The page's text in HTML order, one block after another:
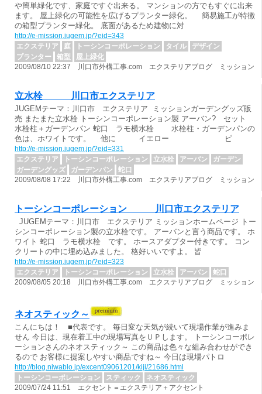
や簡単緑化です、家庭ですぐ出来る。 マンションの方でもすぐに出来
ます。 屋上緑化の可能性を広げるプランター緑化。 簡易施工が特徴
の箱型プランター緑化。 底面があるため建物に対
http://e-mission.jugem.jp/?eid=343
エクステリア
庭 トーシンコーポレーション タイル
デザイン
プランター
箱型
屋上緑化
2009/08/10 22:37 川口市外構工事.com エクステリアブログ ミッション
立水栓 川口市エクステリア
JUGEMテーマ：川口市 エクステリア ミッションガーデングッズ販
売 またまた立水栓 トーシンコーポレーション製 アーバン? セット
水栓柱＋ガーデンパン 蛇口 ラモ横水栓 水栓柱・ガーデンパンの
色は、ホワイトです。 他に イエロー ピ
http://e-mission.jugem.jp/?eid=331
エクステリア
トーシンコーポレーション 立水栓 アーバン
ガーデン
ガーデングッズ
ガーデンパン
蛇口
2009/08/08 17:22 川口市外構工事.com エクステリアブログ ミッション
トーシンコーポレーション 川口市エクステリア
JUGEMテーマ：川口市 エクステリア ミッションホームページ トー
シンコーポレーション製の立水栓です。 アーバンと言う商品です。 ホ
ワイト 蛇口 ラモ横水栓 です。 ホースアダプター付きです。 コン
クリートの中に埋め込みました。 格好いいですよ。 皆
http://e-mission.jugem.jp/?eid=323
エクステリア
トーシンコーポレーション 立水栓 アーバン
蛇口
2009/08/05 20:18 川口市外構工事.com エクステリアブログ ミッション
ネオスティック～
こんにちは！ ■代表です。 毎日変な天気が続いて現場作業が進みま
せん 今日は、現在着工中の現場写真をＵＰします。 トーシンコーポレ
ーションさんのネオスティック～ この商品は色々な組み合わせができ
るので お客様に提案しやすい商品ですね～ 今日は現場パトロ
http://blog.niwablo.jp/excent09061201/kiji/21686.html
トーシンコーポレーション
スティック
ネオスティック
2009/07/24 11:51 エクセント＝エクステリア＋アクセント